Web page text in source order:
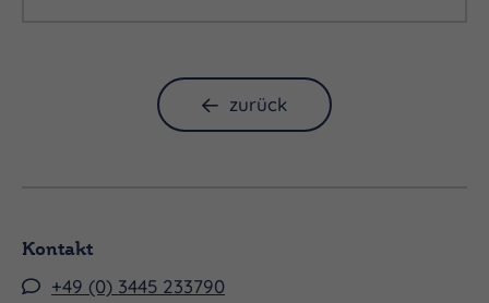
zurück
Kontakt
+49 (0) 3445 233790